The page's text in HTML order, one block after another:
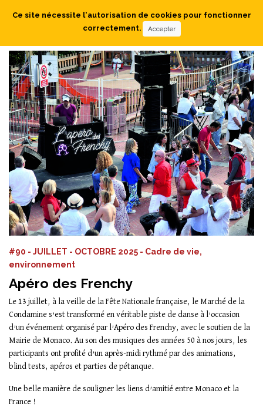
#90 - JUILLET - OCTOBRE 2025 - Cadre de vie,
environnement
Apéro des Frenchy
Le 13 juillet, à la veille de la Fête Nationale française, le Marché de la
Condamine s’est transformé en véritable piste de danse à l’occasion
d’un événement organisé par l’Apéro des Frenchy, avec le soutien de la
Mairie de Monaco. Au son des musiques des années 50 à nos jours, les
participants ont profité d’un après-midi rythmé par des animations,
blind tests, apéros et parties de pétanque.
Une belle manière de souligner les liens d’amitié entre Monaco et la
France !
Ce site nécessite l'autorisation de cookies pour fonctionner
correctement.
Accepter